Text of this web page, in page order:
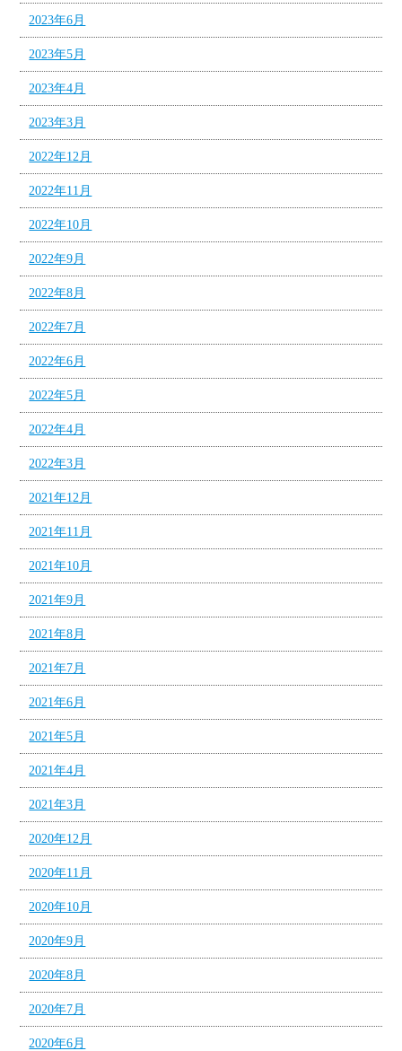
2023年6月
2023年5月
2023年4月
2023年3月
2022年12月
2022年11月
2022年10月
2022年9月
2022年8月
2022年7月
2022年6月
2022年5月
2022年4月
2022年3月
2021年12月
2021年11月
2021年10月
2021年9月
2021年8月
2021年7月
2021年6月
2021年5月
2021年4月
2021年3月
2020年12月
2020年11月
2020年10月
2020年9月
2020年8月
2020年7月
2020年6月